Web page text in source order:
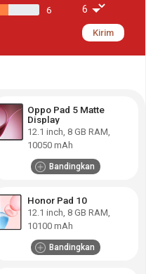
6
Kirim
Oppo Pad 5 Matte
Display
12.1 inch, 8 GB RAM
10050 mAh
Bandingkan
Honor Pad 10
12.1 inch, 8 GB RAM
10100 mAh
Bandingkan